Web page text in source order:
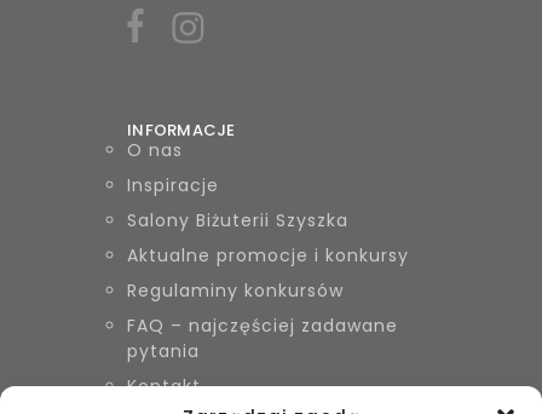
INFORMACJE
O nas
Inspiracje
Salony Biżuterii Szyszka
Aktualne promocje i konkursy
Regulaminy konkursów
FAQ – najczęściej zadawane
pytania
Kontakt